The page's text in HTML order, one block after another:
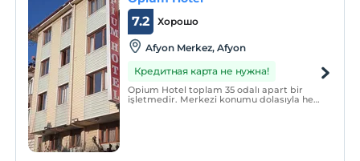
Хорошо
7.2
Afyon Merkez, Afyon
Кредитная карта не нужна!
Opium Hotel toplam 35 odalı apart bir
işletmedir. Merkezi konumu dolasıyla hem